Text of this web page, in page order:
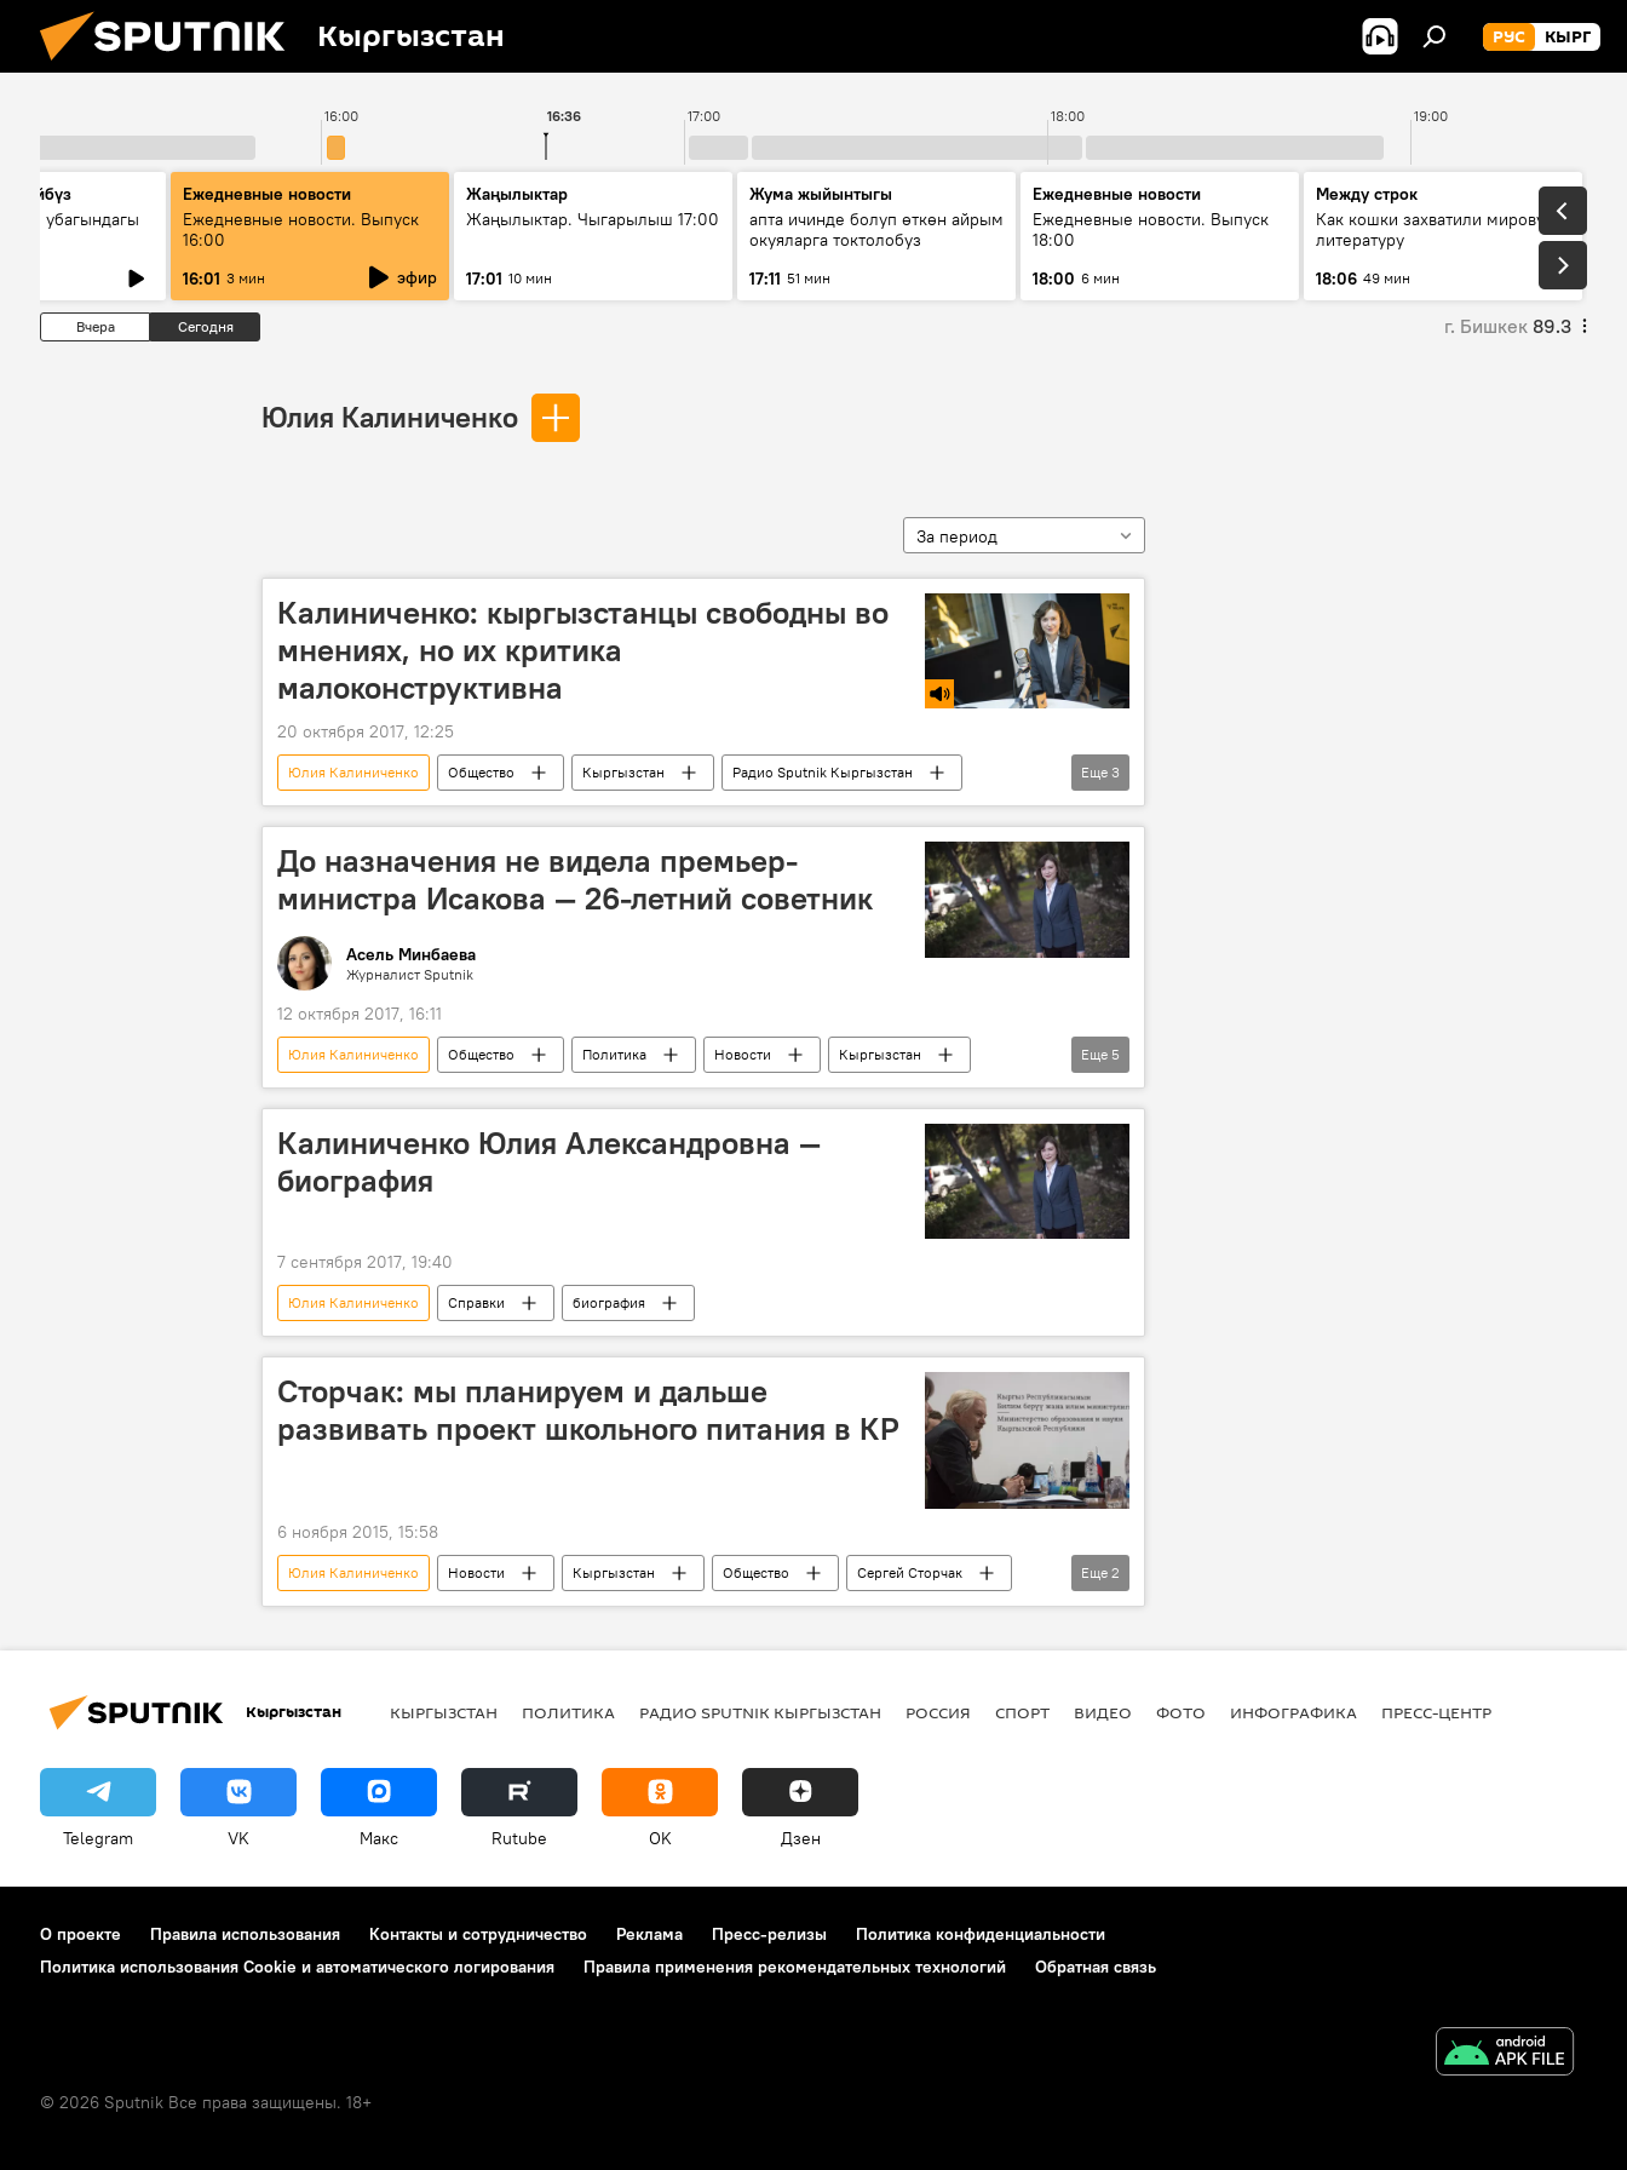
Кыргызстан РУС КЫРГ
16:00 17:00 18:00 19:00
16:36
өз убагындагы
Ежедневные новости
Ежедневные новости. Выпуск
16:00
16:01 3 мин эфир
Жаңылыктар
Жаңылыктар. Чыгарылыш 17:00
17:01 10 мин
Жума жыйынтыгы
апта ичинде болуп өткөн айрым
окуяларга токтолобуз
17:11 51 мин
Ежедневные новости
Ежедневные новости. Выпуск
18:00
18:00 6 мин
Между строк
Как кошки захватили мировую
литературу
18:06 49 мин
Вчера Сегодня г. Бишкек 89.3
Юлия Калиниченко
За период
Калиниченко: кыргызстанцы свободны во
мнениях, но их критика
малоконструктивна
20 октября 2017, 12:25
Юлия Калиниченко Общество Кыргызстан
Радио Sputnik Кыргызстан
критика
работа Мнение
Еще 3
До назначения не видела премьер-
министра Исакова — 26-летний советник
Асель Минбаева
Журналист Sputnik
12 октября 2017, 16:11
Юлия Калиниченко Общество Политика Новости
Кыргызстан
Сапар Исаков
работа образование правительство премьер-министр
Еще 5
Калиниченко Юлия Александровна —
биография
7 сентября 2017, 19:40
Юлия Калиниченко Справки биография
Сторчак: мы планируем и дальше
развивать проект школьного питания в КР
6 ноября 2015, 15:58
Юлия Калиниченко Новости Кыргызстан Общество
Сергей Сторчак
школьное питание
Россия
Еще 2
Кыргызстан КЫРГЫЗСТАН ПОЛИТИКА РАДИО SPUTNIK КЫРГЫЗСТАН РОССИЯ СПОРТ ВИДЕО ФОТО ИНФОГРАФИКА ПРЕСС-ЦЕНТР
Telegram VK Макс Rutube OK Дзен
О проекте Правила использования Контакты и сотрудничество Реклама Пресс-релизы
Политика конфиденциальности
Политика использования Cookie и автоматического логирования
Правила применения рекомендательных технологий Обратная связь
© 2026 Sputnik Все права защищены. 18+